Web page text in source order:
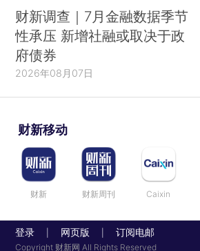
Kranton，2011）。以此为依据
文化的构成要件及其传播和演化
期的某些正式模型，在这些模型
和政策的决定起着关键作用。本
治后果的讨论：就制度对确立政
（other-regarding motivations
能力提供新的研究思路；文化因
均衡与失调均衡中的预期行为；
阻碍社会学习。
2.文化基因
财新调查｜7月金融数据季节
性承压 新增社融或取决于政
府债券
2026年08月07日
财新移动
财新 财新周刊 Caixin
登录 网页版 订阅电邮
Copyright 财新网 All Rights Reserved